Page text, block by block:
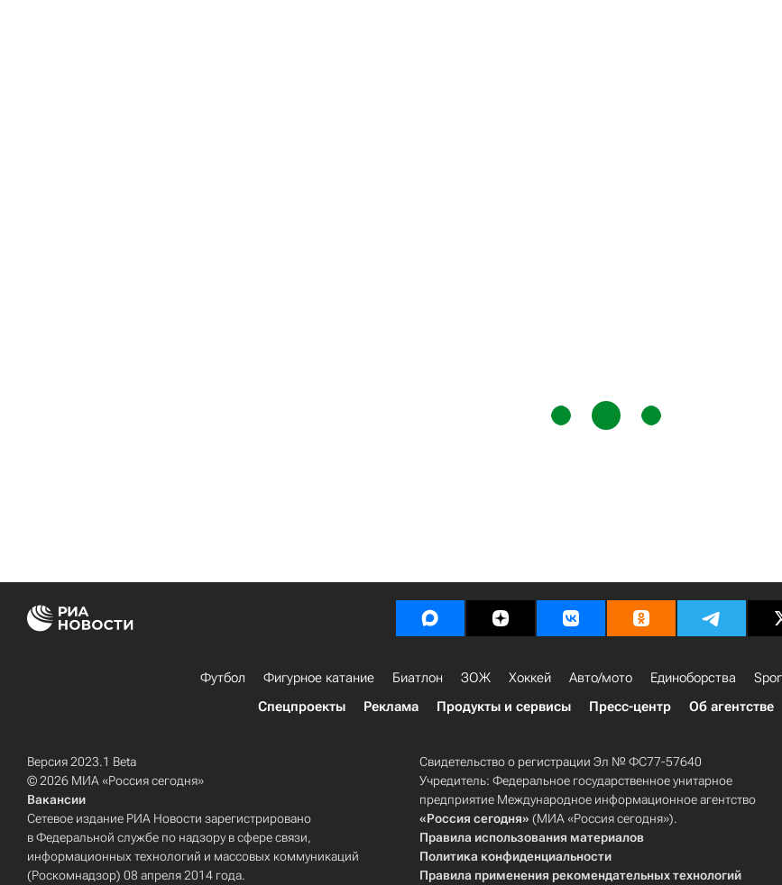
Футбол Фигурное катание Биатлон ЗОЖ Хоккей Авто/мото Единоборства
Спецпроекты
Реклама Продукты и сервисы Пресс-центр Об агентстве
Версия 2023.1 Beta
© 2026 МИА «Россия сегодня»
Вакансии
Сетевое издание РИА Новости зарегистрировано
в Федеральной службе по надзору в сфере связи,
информационных технологий и массовых коммуникаций
(Роскомнадзор) 08 апреля 2014 года.
Свидетельство о регистрации Эл № ФС77-57640
Учредитель: Федеральное государственное унитарное
предприятие Международное информационное агентство
«Россия сегодня» (МИА «Россия сегодня»).
Правила использования материалов
Политика конфиденциальности
Правила применения рекомендательных технологий